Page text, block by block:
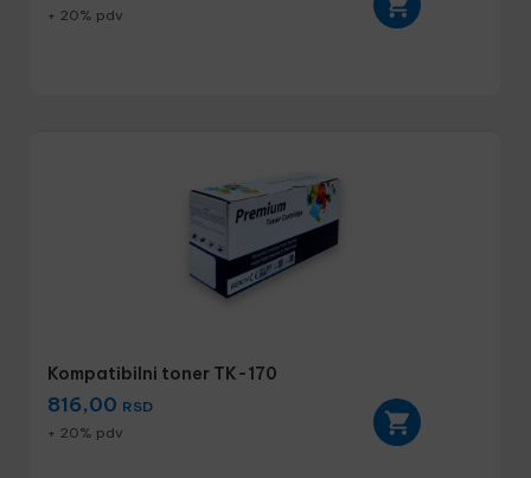
+ 20% pdv
Kompatibilni toner TK-170
816,00 RSD
+ 20% pdv